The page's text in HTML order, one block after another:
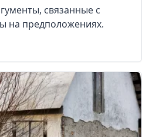
связанные с
на предположениях.